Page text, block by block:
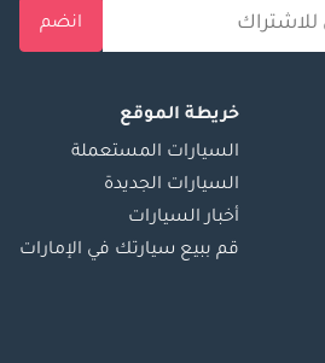
انضم
خريطة الموقع
السيارات المستعملة
السيارات الجديدة
أخبار السيارات
قم ببيع سيارتك في الإمارات